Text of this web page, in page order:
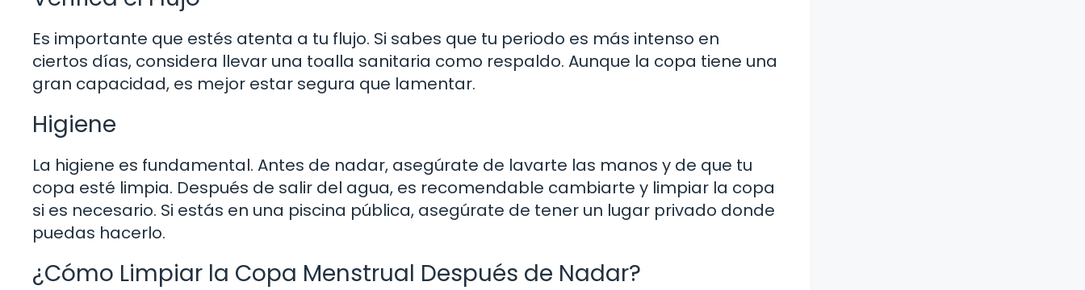
Es importante que estés atenta a tu flujo. Si sabes que tu periodo es más intenso en
ciertos días, considera llevar una toalla sanitaria como respaldo. Aunque la copa tiene una
gran capacidad, es mejor estar segura que lamentar.
Higiene
La higiene es fundamental. Antes de nadar, asegúrate de lavarte las manos y de que tu
copa esté limpia. Después de salir del agua, es recomendable cambiarte y limpiar la copa
si es necesario. Si estás en una piscina pública, asegúrate de tener un lugar privado donde
puedas hacerlo.
¿Cómo Limpiar la Copa Menstrual Después de Nadar?